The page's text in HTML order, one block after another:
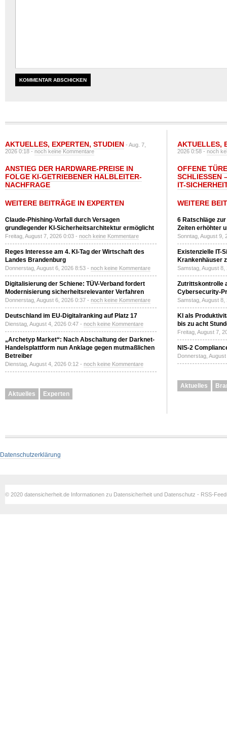
AKTUELLES, EXPERTEN, STUDIEN - Aug. 7,
2026 0:18 -noch keine Kommentare
ANSTIEG DER HARDWARE-PREISE IN
FOLGE KI-GETRIEBENER HALBLEITER-
NACHFRAGE
WEITERE BEITRÄGE IN EXPERTEN
Claude-Phishing-Vorfall durch Versagen
grundlegender KI-Sicherheitsarchitektur ermöglicht
Freitag, August 7, 2026 0:03 - noch keine Kommentare
Reges Interesse am 4. KI-Tag der Wirtschaft des
Landes Brandenburg
Donnerstag, August 6, 2026 8:53 - noch keine Kommentare
Digitalisierung der Schiene: TÜV-Verband fordert
Modernisierung sicherheitsrelevanter Verfahren
Donnerstag, August 6, 2026 0:37 - noch keine Kommentare
Deutschland im EU-Digitalranking auf Platz 17
Dienstag, August 4, 2026 0:47 - noch keine Kommentare
„Archetyp Market“: Nach Abschaltung der Darknet-
Handelsplattform nun Anklage gegen mutmaßlichen
Betreiber
Dienstag, August 4, 2026 0:12 - noch keine Kommentare
Aktuelles Experten
AKTUELLES,
2026 0:58 -noch
OFFENE
SCHLIESSEN
T-
WEITERE
6 Ratschläge
Zeiten erhöhter
Sonntag, August 9,
Existenzielle IT-
Krankenhäuser
Samstag, August
Zutrittskontrolle
Cybersecurity-
Samstag, August
KI als
bis zu acht
Freitag, August 7,
NIS-2
Donnerstag,
Aktuelles
Datenschutzerklärung
© 2020 datensicherheit.de Informationen zu Datensicherheit und Datenschutz - RSS-